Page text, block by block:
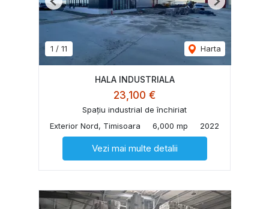
1 / 11 Harta
Previous Next
HALA INDUSTRIALA
23,100 €
Spațiu industrial de închiriat
Exterior Nord, Timisoara
6,000 mp 2022
Vezi mai multe detalii